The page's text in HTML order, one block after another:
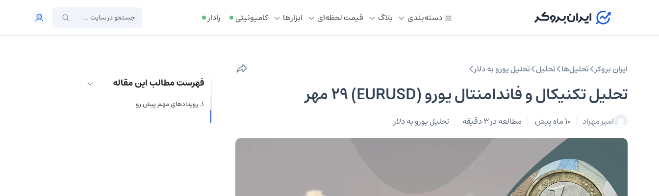
دسته‌بندی بلاگ قیمت لحظه‌ای ابزار‌ها کامیونیتی رادار
ایران بروکر تحلیل‌ها تحلیل‌ تحلیل یورو به دلار
تحلیل تکنیکال و فاندامنتال یورو (EURUSD) ۲۹ مهر
امیر مهراد 10 ماه پیش مطالعه در 3 دقیقه تحلیل یورو به دلار
فهرست مطالب این مقاله
رویدادهای مهم پیش رو